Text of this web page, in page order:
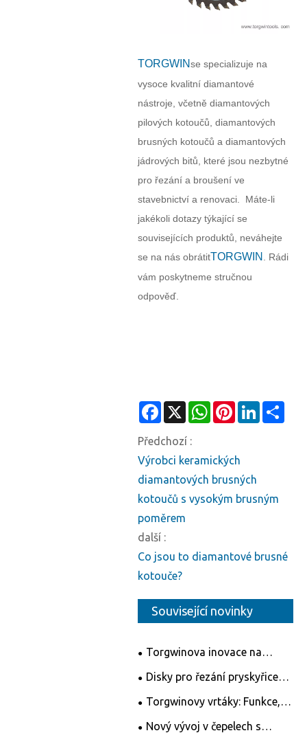
TORGWINse specializuje na
vysoce kvalitní diamantové
nástroje, včetně diamantových
pilových kotoučů, diamantových
brusných kotoučů a diamantových
jádrových bitů, které jsou nezbytné
pro řezání a broušení ve
stavebnictví a renovaci. Máte-li
jakékoli dotazy týkající se
souvisejících produktů, neváhejte
se na nás obrátitTORGWIN . Rádi
vám poskytneme stručnou
odpověď.
Facebook
X WhatsAppPinterestLinkedIn
Předchozí :
Výrobci keramických
diamantových brusných
kotoučů s vysokým brusným
poměrem
další :
Co jsou to diamantové brusné
kotouče?
Související novinky
Torgwinova inovace na
úrovni - Revoluce na trhu
měřicích nástrojů
Disky pro řezání pryskyřice
Ningbo Torgwin: Revoluce
řezacího průmyslu
Torgwinovy ​​vrtáky: Funkce,
aplikace a propagace
Nový vývoj v čepelech s